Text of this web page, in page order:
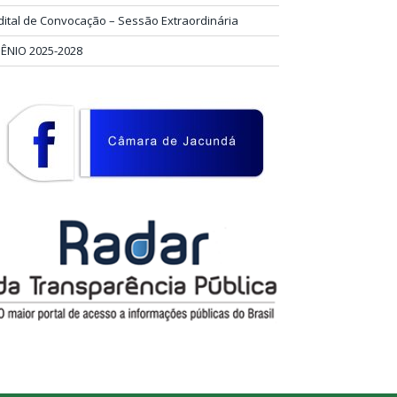
de Convocação – Sessão Extraordinária
2025-2028